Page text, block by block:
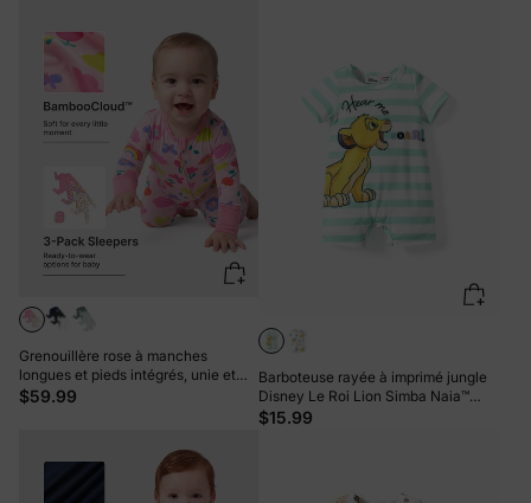
Grenouillère rose à manches
longues et pieds intégrés, unie et
imprimée arc-en-ciel, lot de 3, en
éclair à double sens. Antidérapante.
$59.99
Barboteuse rayée à imprimé jungle
Disney Le Roi Lion Simba Naia™
pour bébé garçon/fille, 1 pièce, verte
$15.99